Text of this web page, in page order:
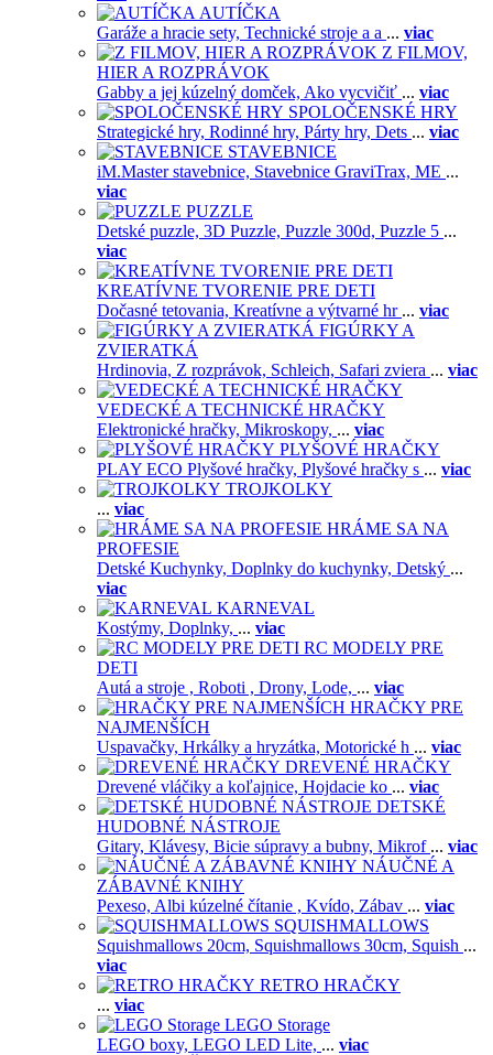
AUTÍČKA
Garáže a hracie sety, Technické stroje a a ... viac
Z FILMOV,
HIER A ROZPRÁVOK
Gabby a jej kúzelný domček, Ako vycvičiť ... viac
SPOLOČENSKÉ HRY
Strategické hry, Rodinné hry, Párty hry, Dets ... viac
STAVEBNICE
iM.Master stavebnice, Stavebnice GraviTrax, ME ...
viac
PUZZLE
Detské puzzle, 3D Puzzle, Puzzle 300d, Puzzle 5 ...
viac
KREATÍVNE TVORENIE PRE DETI
Dočasné tetovania, Kreatívne a výtvarné hr ... viac
FIGÚRKY A
ZVIERATKÁ
Hrdinovia, Z rozprávok, Schleich, Safari zviera ... viac
VEDECKÉ A TECHNICKÉ HRAČKY
Elektronické hračky, Mikroskopy, ... viac
PLYŠOVÉ HRAČKY
PLAY ECO Plyšové hračky, Plyšové hračky s ... viac
TROJKOLKY
... viac
HRÁME SA NA
PROFESIE
Detské Kuchynky, Doplnky do kuchynky, Detský ...
viac
KARNEVAL
Kostýmy, Doplnky, ... viac
RC MODELY PRE
DETI
Autá a stroje , Roboti , Drony, Lode, ... viac
HRAČKY PRE
NAJMENŠÍCH
Uspavačky, Hrkálky a hryzátka, Motorické h ... viac
DREVENÉ HRAČKY
Drevené vláčiky a koľajnice, Hojdacie ko ... viac
DETSKÉ
HUDOBNÉ NÁSTROJE
Gitary, Klávesy, Bicie súpravy a bubny, Mikrof ... viac
NÁUČNÉ A
ZÁBAVNÉ KNIHY
Pexeso, Albi kúzelné čítanie , Kvído, Zábav ... viac
SQUISHMALLOWS
Squishmallows 20cm, Squishmallows 30cm, Squish ...
viac
RETRO HRAČKY
... viac
LEGO Storage
LEGO boxy, LEGO LED Lite, ... viac